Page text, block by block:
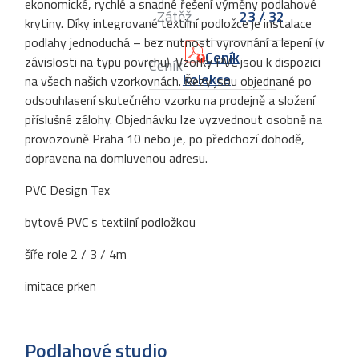
Zátěž 23 / 32
Ceník
Ceník
kolekce
ekonomické, rychlé a snadné řešení výměny podlahové
krytiny. Díky integrované textilní podložce je instalace
podlahy jednoduchá – bez nutnosti vyrovnání a lepení (v
závislosti na typu povrchu). Vzorky PVC jsou k dispozici
na všech našich vzorkovnách. Řezy jsou objednané po
odsouhlasení skutečného vzorku na prodejně a složení
příslušné zálohy. Objednávku lze vyzvednout osobně na
provozovně Praha 10 nebo je, po předchozí dohodě,
dopravena na domluvenou adresu.
PVC Design Tex
bytové PVC s textilní podložkou
šíře role 2 / 3 / 4m
imitace prken
Podlahové studio